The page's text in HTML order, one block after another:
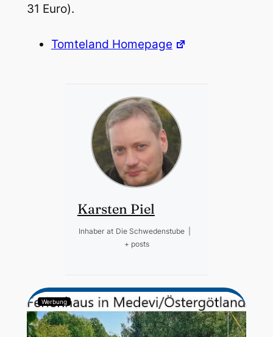
31 Euro).
Tomteland Homepage
Karsten Piel
Inhaber at Die Schwedenstube
+ posts
Werbung